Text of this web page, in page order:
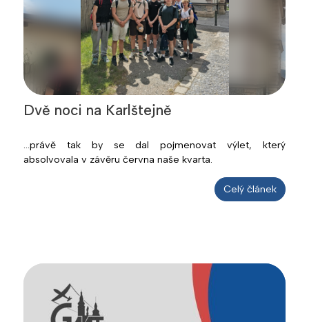
Dvě noci na Karlštejně
...právě tak by se dal pojmenovat výlet, který
absolvovala v závěru června naše kvarta.
Celý článek